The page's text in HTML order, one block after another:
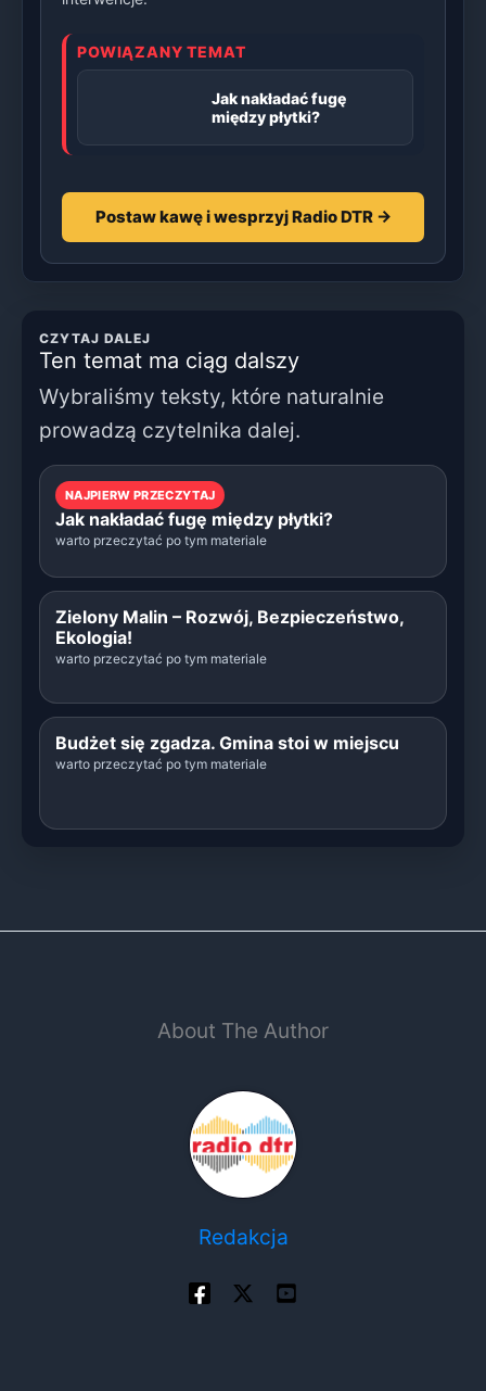
POWIĄZANY TEMAT
Jak nakładać fugę
między płytki?
Postaw kawę i wesprzyj Radio DTR →
CZYTAJ DALEJ
Ten temat ma ciąg dalszy
Wybraliśmy teksty, które naturalnie
prowadzą czytelnika dalej.
NAJPIERW PRZECZYTAJ
Jak nakładać fugę między płytki?
warto przeczytać po tym materiale
Zielony Malin – Rozwój, Bezpieczeństwo,
Ekologia!
warto przeczytać po tym materiale
Budżet się zgadza. Gmina stoi w miejscu
warto przeczytać po tym materiale
About The Author
Redakcja